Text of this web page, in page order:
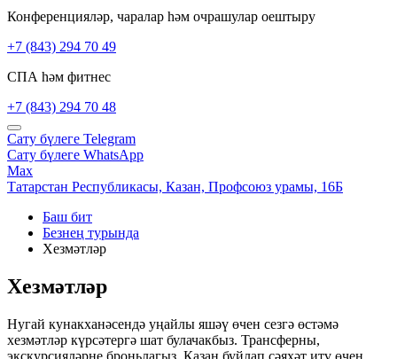
Конференцияләр, чаралар һәм очрашулар оештыру
+7 (843) 294 70 49
СПА һәм фитнес
+7 (843) 294 70 48
Сату бүлеге Telegram
Сату бүлеге WhatsApp
Max
Татарстан Республикасы, Казан, Профсоюз урамы, 16Б
Баш бит
Безнең турында
Хезмәтләр
Хезмәтләр
Нугай кунакханәсендә уңайлы яшәү өчен сезгә өстәмә
хезмәтләр күрсәтергә шат булачакбыз. Трансферны,
экскурсияләрне броньлагыз, Казан буйлап сәяхәт итү өчен